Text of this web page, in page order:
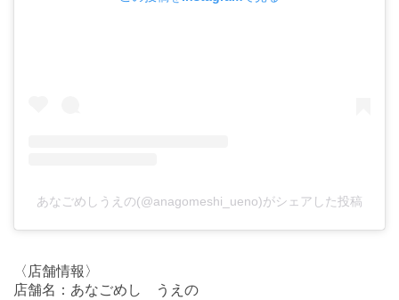
あなごめしうえの(@anagomeshi_ueno)がシェアした投稿
〈店舗情報〉
店舗名：あなごめし うえの